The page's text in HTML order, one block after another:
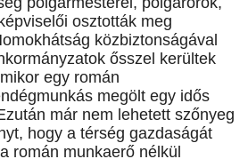
osztották meg
közbiztonságával
ősszel kerültek
egy román
megölt egy idős
már nem lehetett szőnyeg
hogy a térség gazdaságát
román munkaerő nélkül